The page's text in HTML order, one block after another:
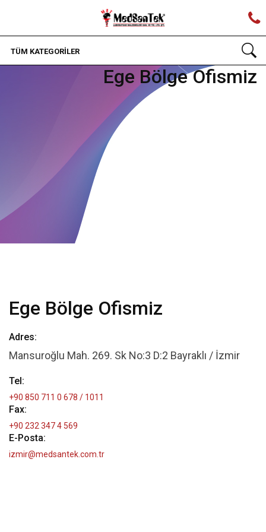
TÜM KATEGORİLER
Ege Bölge Ofismiz
Ege Bölge Ofismiz
Adres:
Mansuroğlu Mah. 269. Sk No:3 D:2 Bayraklı / İzmir
Tel:
+90 850 711 0 678 / 1011
Fax:
+90 232 347 4 569
E-Posta:
izmir@medsantek.com.tr